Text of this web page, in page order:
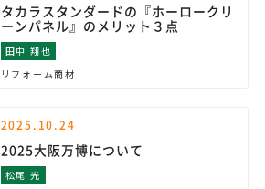
タカラスタンダードの『ホーロークリ
ーンパネル』のメリット３点
田中 翔也
リフォーム商材
2025.10.24
2025大阪万博について
松尾 光